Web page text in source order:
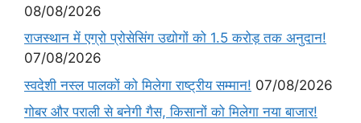
08/08/2026
राजस्थान में एग्रो प्रोसेसिंग उद्योगों को 1.5 करोड़ तक अनुदान!
07/08/2026
स्वदेशी नस्ल पालकों को मिलेगा राष्ट्रीय सम्मान! 07/08/2026
गोबर और पराली से बनेगी गैस, किसानों को मिलेगा नया बाजार!